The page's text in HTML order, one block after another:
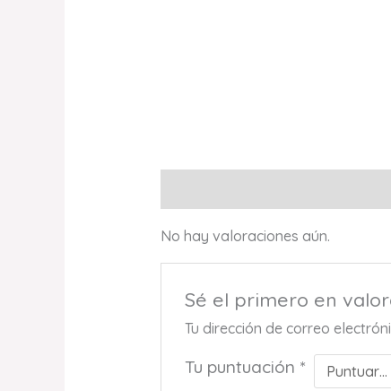
No hay valoraciones aún.
Sé el primero en
Tu dirección de correo
Tu puntuación *